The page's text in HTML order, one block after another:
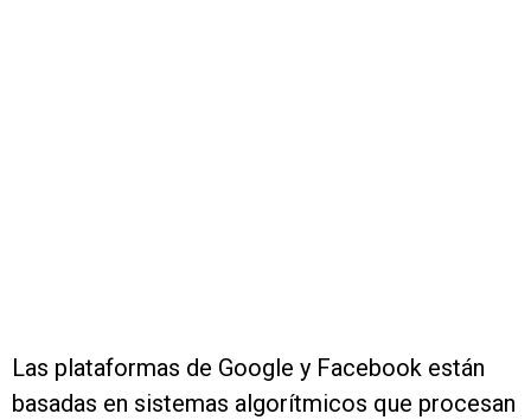
Las plataformas de Google y Facebook están
basadas en sistemas algorítmicos que procesan